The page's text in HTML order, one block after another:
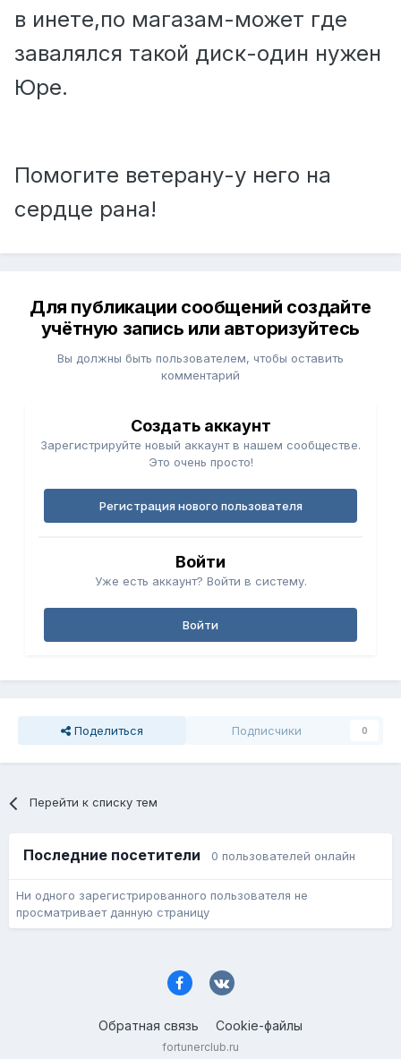
в инете,по магазам-может где
завалялся такой диск-один нужен
Юре.
Помогите ветерану-у него на
сердце рана!
Для публикации сообщений создайте
учётную запись или авторизуйтесь
Вы должны быть пользователем, чтобы оставить
комментарий
Создать аккаунт
Зарегистрируйте новый аккаунт в нашем сообществе.
Это очень просто!
Регистрация нового пользователя
Войти
Уже есть аккаунт? Войти в систему.
Войти
Поделиться Подписчики 0
Перейти к списку тем
Последние посетители 0 пользователей онлайн
Ни одного зарегистрированного пользователя не
просматривает данную страницу
Обратная связь Cookie-файлы
fortunerclub.ru